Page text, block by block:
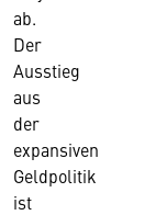
ab.
Der
Ausstieg
aus
der
expansiven
Geldpolitik
ist